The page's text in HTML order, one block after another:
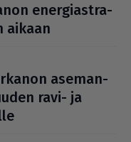
ener­gi­ast­ra­
aikaan
ase­man­
ravi- ja